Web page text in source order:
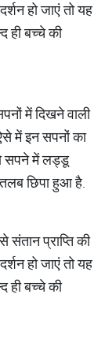
हो जाएं तो यह
ही बच्चे की
में दिखने वाली
में इन सपनों का
सपने में लड्डू
छिपा हुआ है.
प्राप्ति की
हो जाएं तो यह
ही बच्चे की